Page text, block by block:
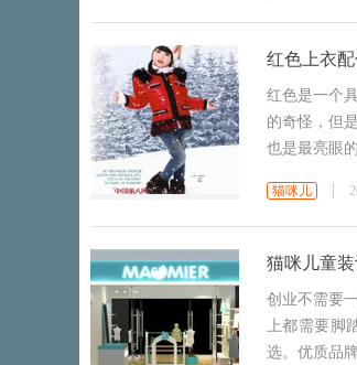
红色上衣
红色是一个
的奇怪，但
也是最亮眼
猫咪儿
猫咪儿童
创业不需要
上都需要脚
选。优质品